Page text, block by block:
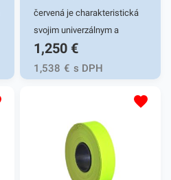
červená je charakteristická
svojim univerzálnym a
všestranným využitím.
Používa sa či samostatne,
alebo do etiketovacích
klieští, ktoré sa využívajú v
oblastiach - v priemysloch,
potravinárstve, skladoch i v
kanceláriach. Etiketa sa
1,250 €
1,538 € s DPH